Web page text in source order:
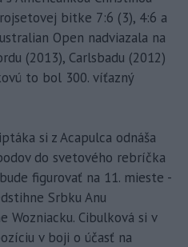
bitke 7:6 (3), 4:6 a
Open nadviazala na
(2013), Carlsbadu (2012)
to bol 300. víťazný
si z Acapulca odnáša
do svetového rebríčka
figurovať na 11. mieste -
Srbku Anu
Wozniacku. Cibulková si v
v boji o účasť na